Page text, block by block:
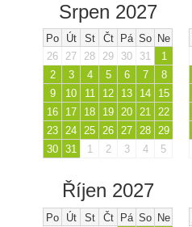
Srpen 2027
Po Út St Čt Pá So Ne
26
27 28 29 30 31
1
2
3 4 5 6 7
8
9
10 11 12 13 14
15
16
17 18 19 20 21 22
23 24 25 26 27 28 29
30 31 1 2 3 4 5
Říjen 2027
Po Út St Čt Pá So Ne